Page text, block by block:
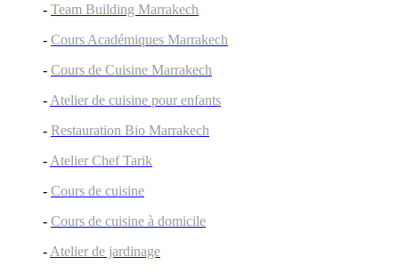
- Team Building Marrakech
- Cours Académiques Marrakech
- Cours de Cuisine Marrakech
- Atelier de cuisine pour enfants
- Restauration Bio Marrakech
- Atelier Chef Tarik
- Cours de cuisine
- Cours de cuisine à domicile
- Atelier de jardinage